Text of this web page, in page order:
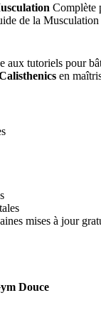
Complète
de la Musculation
aux tutoriels pour
en
mises à jour
Douce